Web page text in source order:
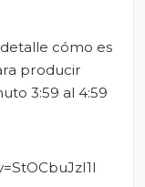
cómo es
producir
3:59 al 4:59